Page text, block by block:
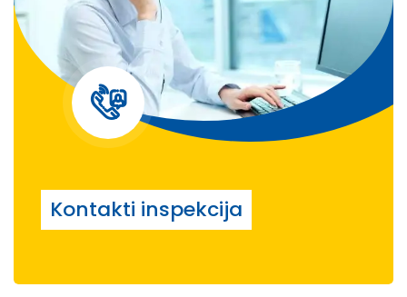
Kontakti inspekcija